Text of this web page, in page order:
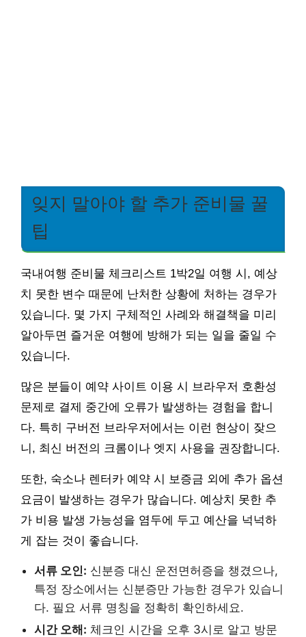
잊지 말아야 할 추가 준비물 꿀
팁
국내여행 준비물 체크리스트 1박2일 여행 시, 예상
치 못한 변수 때문에 난처한 상황에 처하는 경우가
있습니다. 몇 가지 구체적인 사례와 해결책을 미리
알아두면 즐거운 여행에 방해가 되는 일을 줄일 수
있습니다.
많은 분들이 예약 사이트 이용 시 브라우저 호환성
문제로 결제 중간에 오류가 발생하는 경험을 합니
다. 특히 구버전 브라우저에서는 이런 현상이 잦으
니, 최신 버전의 크롬이나 엣지 사용을 권장합니다.
또한, 숙소나 렌터카 예약 시 보증금 외에 추가 옵션
요금이 발생하는 경우가 많습니다. 예상치 못한 추
가 비용 발생 가능성을 염두에 두고 예산을 넉넉하
게 잡는 것이 좋습니다.
서류 오인: 신분증 대신 운전면허증을 챙겼으나,
특정 장소에서는 신분증만 가능한 경우가 있습니
다. 필요 서류 명칭을 정확히 확인하세요.
시간 오해: 체크인 시간을 오후 3시로 알고 방문